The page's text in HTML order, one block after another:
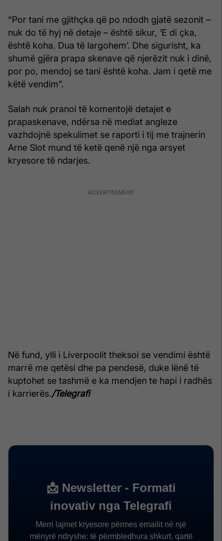
“Por tani me gjithçka që po ndodh gjatë sezonit –
nuk do të hyj në detaje – është sikur, ‘E di çka,
është koha. Dua të largohem’. Dhe sigurisht, ka
shumë gjëra prapa skenave që njerëzit nuk i dinë,
por po, mendoj se tani është koha. Jam i qetë me
këtë vendim”.
Salah nuk pranoi të komentojë detajet e
prapaskenave, ndërsa në mediat angleze
vazhdojnë spekulimet se raporti i tij me trajnerin
Arne Slot mund të ketë qenë një nga arsyet
kryesore të ndarjes.
Në fund, ylli i Liverpoolit theksoi se vendimi është
marrë me qetësi dhe pa pendesë, duke lënë të
kuptohet se tashmë e ka mendjen te hapi i radhës
i karrierës./Telegrafi